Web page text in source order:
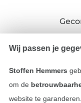
Wij passen je
Stoffen Hemmers
om de
website te